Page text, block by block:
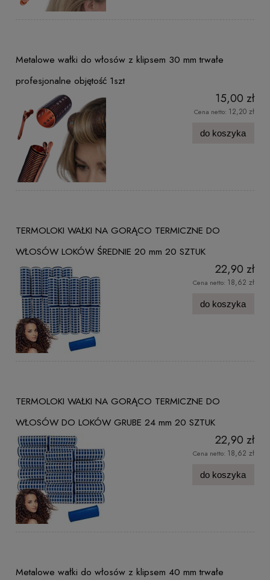
Metalowe wałki do włosów z klipsem 30 mm trwałe
profesjonalne objętość 1szt
15,00 zł
Cena netto: 12,20 zł
do koszyka
TERMOLOKI WAŁKI NA GORĄCO TERMICZNE DO
WŁOSÓW LOKÓW ŚREDNIE 20 mm 20 SZTUK
22,90 zł
Cena netto: 18,62 zł
do koszyka
TERMOLOKI WAŁKI NA GORĄCO TERMICZNE DO
WŁOSÓW DO LOKÓW GRUBE 24 mm 20 SZTUK
22,90 zł
Cena netto: 18,62 zł
do koszyka
Metalowe wałki do włosów z klipsem 40 mm trwałe